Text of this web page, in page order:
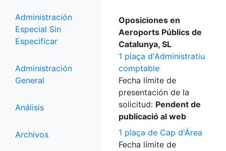
Administración
Especial Sin
Especificar
Administración
General
Análisis
Archivos
Oposiciones en
Aeroports Públics de
Catalunya, SL
1 plaça d'Administratiu
comptable
Fecha límite de
presentación de la
solicitud: Pendent de
publicació al web
1 plaça de Cap d'Àrea
Fecha límite de